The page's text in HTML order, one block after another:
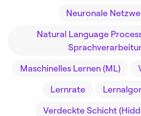
Neuronale
Natural Language
Maschinelles Lernen (ML)
Lernrate
Verdeckte Schicht